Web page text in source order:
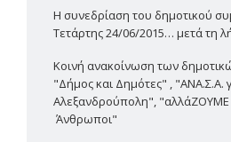
Η συνεδρίαση του δημοτικού
Τετάρτης 24/06/2015… μετά τη
Κοινή ανακοίνωση των
"Δήμος και Δημότες" , "ΑΝΑ.Σ.Α.
Αλεξανδρούπολη", "αλλάΖΟΥΜΕ
Άνθρωποι"